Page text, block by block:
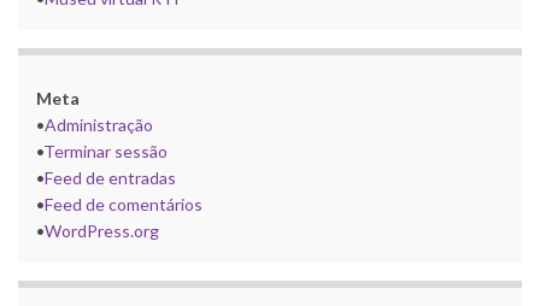
Meta
•Administração
•Terminar sessão
•Feed de entradas
•Feed de comentários
•WordPress.org